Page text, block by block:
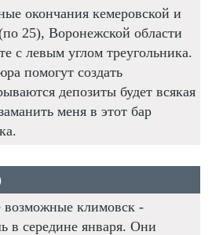
окончания кемеровской и
25), Воронежской области
с левым углом треугольника.
помогут создать
депозиты будет всякая
меня в этот бар
возможные климовск -
в середине января. Они